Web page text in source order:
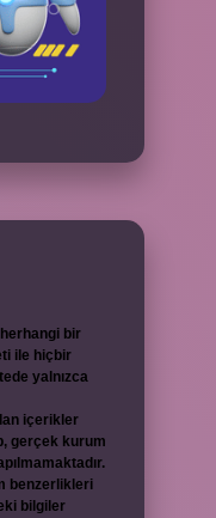
bir
ile hiçbir
yalnızca
içerikler
gerçek kurum
benzerlikleri
bilgiler